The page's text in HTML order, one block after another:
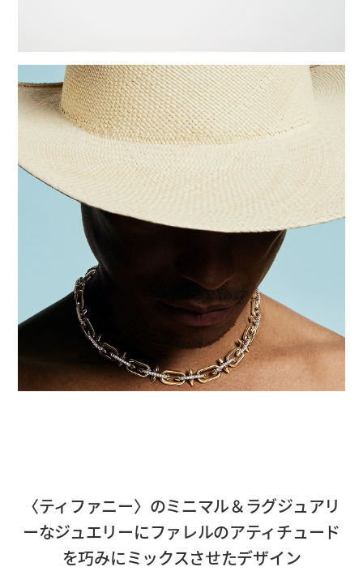
〈ティファニー〉のミニマル＆ラグジュアリ
ーなジュエリーにファレルのアティチュード
を巧みにミックスさせたデザイン